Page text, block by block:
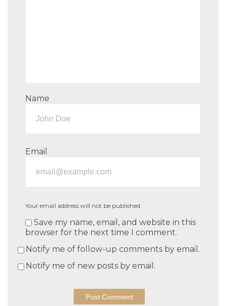
Name
Email
Your email address will not be published.
Save my name, email, and website in this
browser for the next time I comment.
Notify me of follow-up comments by email.
Notify me of new posts by email.